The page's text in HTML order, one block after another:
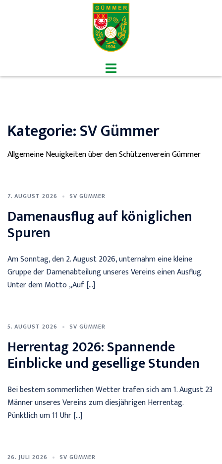
Menü
umschalten
Kategorie:SV Gümmer
Allgemeine Neuigkeiten über den Schützenverein Gümmer
7. AUGUST 2026 SV GÜMMER
Damenausflug auf königlichen
Spuren
Am Sonntag, den 2. August 2026, unternahm eine kleine
Gruppe der Damenabteilung unseres Vereins einen Ausflug.
Unter dem Motto „Auf […]
5. AUGUST 2026 SV GÜMMER
Herrentag 2026: Spannende
Einblicke und gesellige Stunden
Bei bestem sommerlichen Wetter trafen sich am 1. August 23
Männer unseres Vereins zum diesjährigen Herrentag.
Pünktlich um 11 Uhr […]
26. JULI 2026 SV GÜMMER